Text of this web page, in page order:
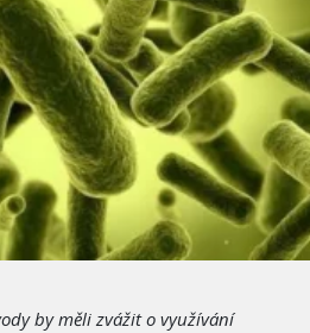
by měli zvážit o využívání